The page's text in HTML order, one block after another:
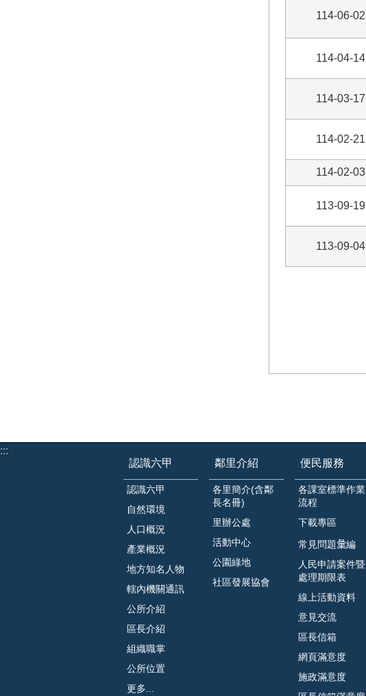
114-06-02
114-04-14
114-03-17
114-02-21
114-02-03
113-09-19
113-09-04
:::
認識六甲
認識六甲
自然環境
人口概況
產業概況
地方知名人物
轄內機關通訊
公所介紹
區長介紹
組織職掌
公所位置
更多...
鄰里介紹
各里簡介(含鄰
長名冊)
里辦公處
活動中心
公園綠地
社區發展協會
便民服務
各課室標準作業
流程
下載專區
常見問題𢑥編
人民申請案件暨
處理期限表
線上活動資料
意見交流
區長信箱
網頁滿意度
施政滿意度